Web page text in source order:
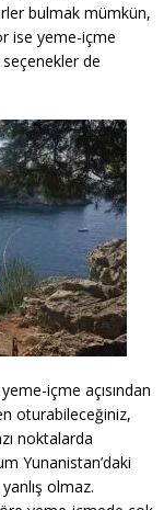
bulmak mümkün,
ise yeme-içme
seçenekler de
içme açısından
oturabileceğiniz,
noktalarda
Yunanistan’daki
olmaz.